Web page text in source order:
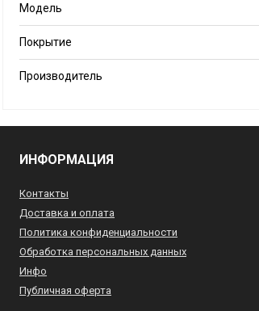
Модель
Покрытие
Производитель
ИНФОРМАЦИЯ
Контакты
Доставка и оплата
Политика конфиденциальности
Обработка персональных данных
Инфо
Публичная оферта